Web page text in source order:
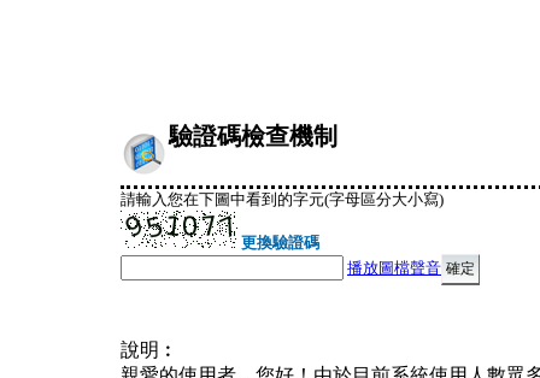
驗證碼檢查機制
請輸入您在下圖中看到的字元(字母區分大小寫)
更換驗證碼
播放圖檔聲音
說明︰